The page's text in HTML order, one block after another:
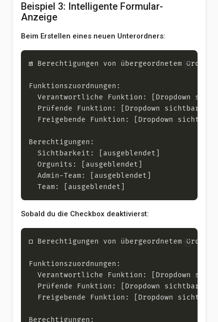
Beispiel 3: Intelligente Formular-
Anzeige
Beim Erstellen eines neuen Unterordners:
content_copy
Sobald du die Checkbox deaktivierst:
content_copy